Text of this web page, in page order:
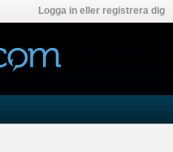
Logga in eller registrera dig